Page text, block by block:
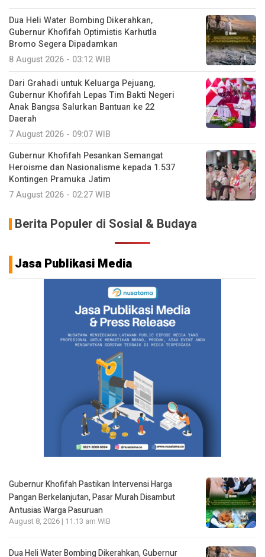
Dua Heli Water Bombing Dikerahkan,
Gubernur Khofifah Optimistis Karhutla
Bromo Segera Dipadamkan
8 August 2026 - 03:12 WIB
Dari Grahadi untuk Keluarga Pejuang,
Gubernur Khofifah Lepas Tim Bakti Negeri
Anak Bangsa Salurkan Bantuan ke 22
Daerah
7 August 2026 - 09:07 WIB
Gubernur Khofifah Pesankan Semangat
Heroisme dan Nasionalisme kepada 1.537
Kontingen Pramuka Jatim
7 August 2026 - 02:27 WIB
Berita Populer di Sosial & Budaya
Jasa Publikasi Media
Gubernur Khofifah Pastikan Intervensi Harga
Pangan Berkelanjutan, Pasar Murah Disambut
Antusias Warga Pasuruan
August 8, 2026 | 11:13 am WIB
Dua Heli Water Bombing Dikerahkan, Gubernur